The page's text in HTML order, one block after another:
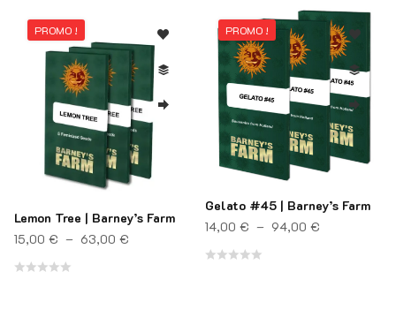
: 10,00 € à 42,00 €
PROMO !
Lemon Tree | Barney’s Farm
15,00 € – 63,00 €Plage de prix : 15,00 € à 63,00 €
PROMO !
Gelato #45 | Barney’s Farm
14,00 € – 94,00 €